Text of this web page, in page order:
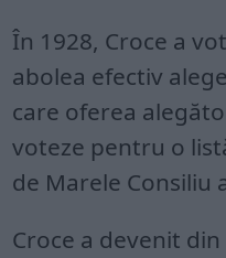
În 1928, Croce a
abolea efectiv
care oferea
voteze pentru o
de Marele Consiliu
Croce a devenit